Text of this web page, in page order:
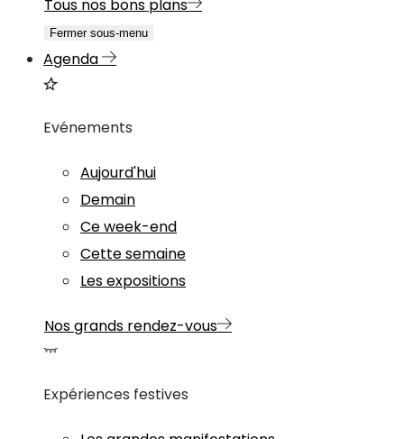
Tous nos bons plans
Fermer sous-menu
Agenda
Evénements
Aujourd'hui
Demain
Ce week-end
Cette semaine
Les expositions
Nos grands rendez-vous
Expériences festives